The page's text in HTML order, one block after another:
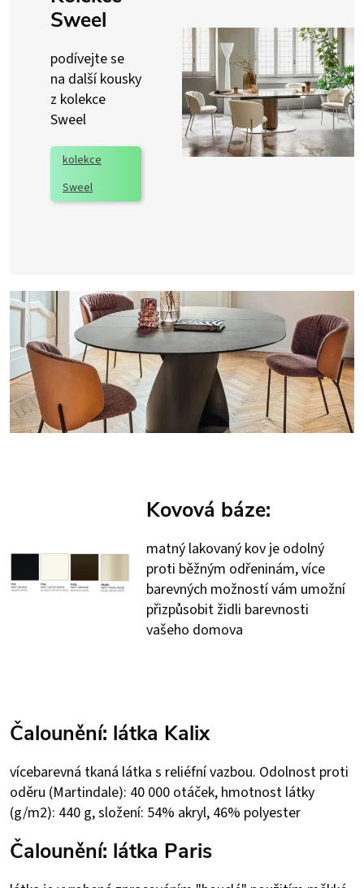
Sweel
podívejte se
na další kousky
z kolekce
Sweel
kolekce
Sweel
Kovová báze:
matný lakovaný kov je odolný
proti běžným odřeninám, více
barevných možností vám umožní
přizpůsobit židli barevnosti
vašeho domova
Čalounění: látka Kalix
vícebarevná tkaná látka s reliéfní vazbou. Odolnost proti
oděru (Martindale): 40 000 otáček, hmotnost látky
(g/m2): 440 g, složení: 54% akryl, 46% polyester
Čalounění: látka Paris